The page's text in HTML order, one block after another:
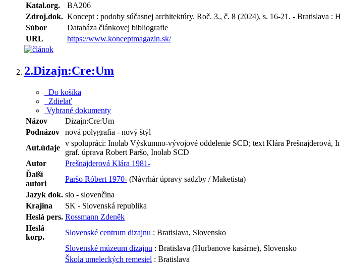
Katal.org.
BA206
Zdroj.dok. Koncept : podoby súčasnej architektúry. Roč. 3., č. 8 (2024), s. 16-21. - Bratislava :
Súbor
Databáza článkovej bibliografie
URL
https://www.konceptmagazin.sk/
2.Dizajn:Cre:Um
Do košíka
Zdielať
Vybrané dokumenty
Názov
Dizajn:Cre:Um
Podnázov
nová polygrafia - nový štýl
Aut.údaje
v spolupráci: Inolab Výskumno-vývojové oddelenie SCD; text Klára
graf. úprava Robert Paršo, Inolab SCD
Autor
Prešnajderová Klára 1981-
Ďalší
autori
Paršo Róbert 1970- (Návrhár úpravy sadzby / Maketista)
Jazyk dok. slo - slovenčina
Krajina
SK - Slovenská republika
Heslá pers. Rossmann Zdeněk
Heslá
korp.
Slovenské centrum dizajnu : Bratislava, Slovensko
Slovenské múzeum dizajnu : Bratislava (Hurbanove kasárne), Slovensko
Škola umeleckých remesiel : Bratislava